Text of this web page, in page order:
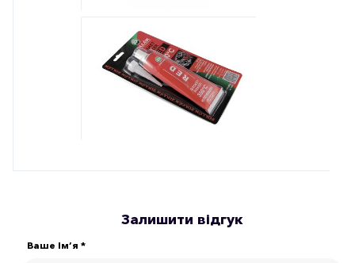
Залишити відгук
Ваше Ім’я *